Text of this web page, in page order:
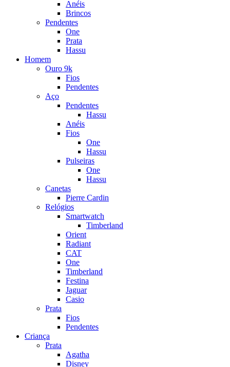
Anéis
Brincos
Pendentes
One
Prata
Hassu
Homem
Ouro 9k
Fios
Pendentes
Aço
Pendentes
Hassu
Anéis
Fios
One
Hassu
Pulseiras
One
Hassu
Canetas
Pierre Cardin
Relógios
Smartwatch
Timberland
Orient
Radiant
CAT
One
Timberland
Festina
Jaguar
Casio
Prata
Fios
Pendentes
Criança
Prata
Agatha
Disney